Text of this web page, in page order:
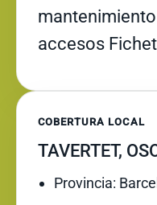
accesos
COBERTURA LOCAL
TAVERTET,
Provincia: